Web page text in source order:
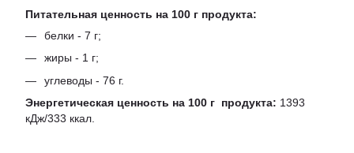
Питательная ценность на 100 г продукта:
белки - 7 г;
жиры - 1 г;
углеводы - 76 г.
Энергетическая ценность на 100 г продукта: 1393
кДж/333 ккал.